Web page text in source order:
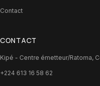
Contact
CONTACT
Kipé - Centre émetteur/Ratoma,
+224 613 16 58 62